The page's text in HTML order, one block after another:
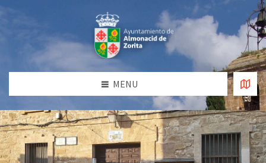
MENU